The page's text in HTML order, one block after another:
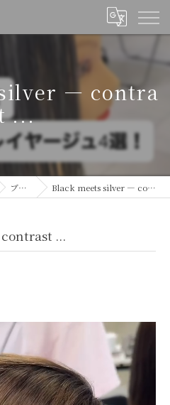
— contra
...
ブログ Black meets silver — contrast ...
...